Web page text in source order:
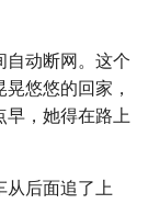
自动断网。这个
悠悠的回家，
早，她得在路上
从后面追了上